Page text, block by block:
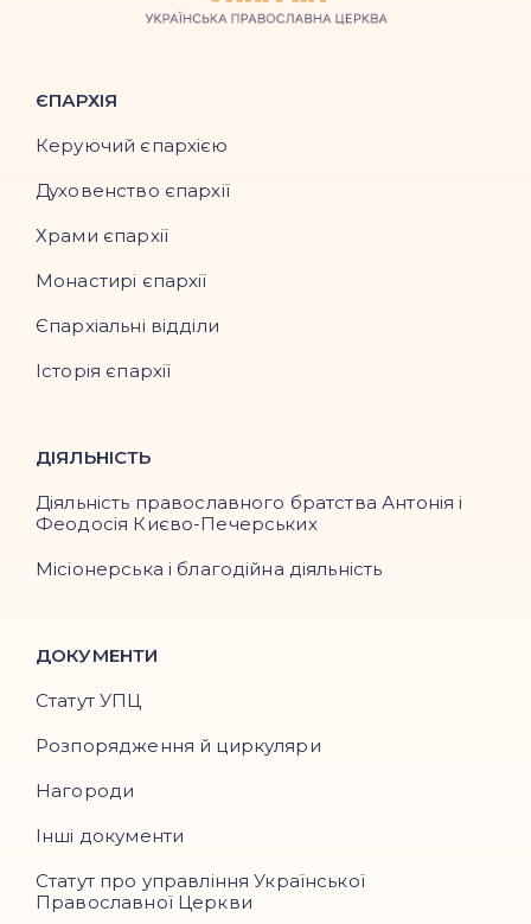
ЄПАРХІЯ
Керуючий єпархією
Духовенство єпархії
Храми єпархії
Монастирі єпархії
Єпархіальні відділи
Історія єпархії
ДІЯЛЬНІСТЬ
Діяльність православного братства Антонія і
Феодосія Києво-Печерських
Місіонерська і благодійна діяльність
ДОКУМЕНТИ
Статут УПЦ
Розпорядження й циркуляри
Нагороди
Інші документи
Статут про управління Української
Православної Церкви